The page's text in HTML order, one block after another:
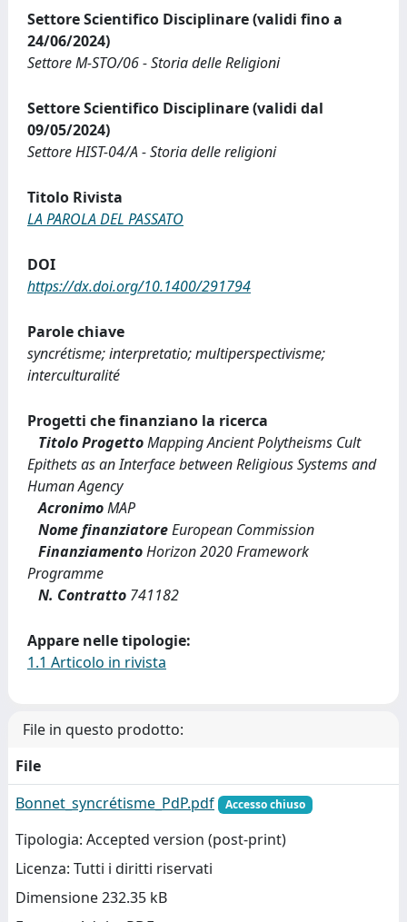
Settore Scientifico Disciplinare (validi fino a
24/06/2024)
Settore M-STO/06 - Storia delle Religioni
Settore Scientifico Disciplinare (validi dal
09/05/2024)
Settore HIST-04/A - Storia delle religioni
Titolo Rivista
LA PAROLA DEL PASSATO
DOI
https://dx.doi.org/10.1400/291794
Parole chiave
syncrétisme; interpretatio; multiperspectivisme;
interculturalité
Progetti che finanziano la ricerca
Titolo ProgettoMapping Ancient Polytheisms Cult
Epithets as an Interface between Religious Systems and
Human Agency
AcronimoMAP
Nome finanziatoreEuropean Commission
FinanziamentoHorizon 2020 Framework
Programme
N. Contratto 741182
Appare nelle tipologie:
1.1 Articolo in rivista
File in questo prodotto:
File
Bonnet_syncrétisme_PdP.pdf
Accesso chiuso
Tipologia: Accepted version (post-print)
Licenza: Tutti i diritti riservati
Dimensione 232.35 kB